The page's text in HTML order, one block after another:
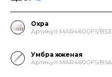
Охра
Артикул MAR4600FS/BS3
Умбра жженая
Артикул MAR4600FS/BS6